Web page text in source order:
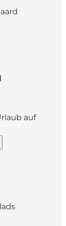
auf
Slangerupgaard